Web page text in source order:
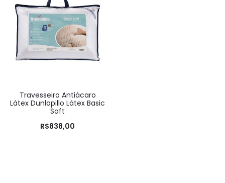
Travesseiro Antiácaro
Látex Dunlopillo Látex Basic
Soft
R$838,00